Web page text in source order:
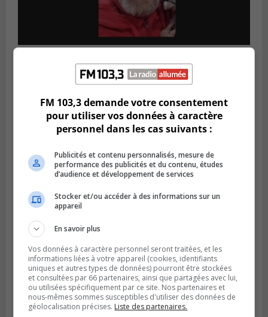
La SQ lance un appel à la population pour
retrouver un homme disparu
BOUCHERVILLE
Publié le 5 août 2026 à 06h54
La SQ recense 18 décès pendant les
vacances de la construction
FM 103,3 demande votre consentement
pour utiliser vos données à caractère
personnel dans les cas suivants :
Publicités et contenu personnalisés, mesure de
performance des publicités et du contenu, études
d’audience et développement de services
Stocker et/ou accéder à des informations sur un
appareil
En savoir plus
Vos données à caractère personnel seront traitées, et les
informations liées à votre appareil (cookies, identifiants
uniques et autres types de données) pourront être stockées
et consultées par 66 partenaires, ainsi que partagées avec lui,
ou utilisées spécifiquement par ce site. Nos partenaires et
nous-mêmes sommes susceptibles d'utiliser des données de
géolocalisation précises. Liste des partenaires.